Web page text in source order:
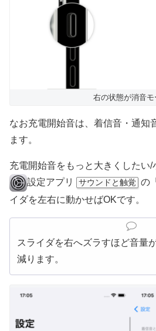
右の状態が消音モ
なお充電開始音は、着信音・通知
ます。
充電開始音をもっと大きくしたい/
設定アプリ
サウンドと触覚 の
イダを左右に動かせばOKです。
スライダを右へズラすほど音量
減ります。